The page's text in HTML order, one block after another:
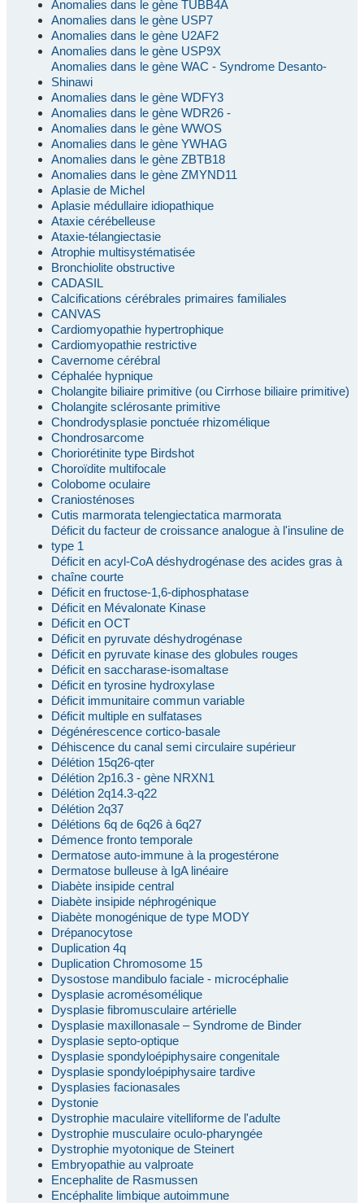
Anomalies dans le gène TUBB4A
Anomalies dans le gène USP7
Anomalies dans le gène U2AF2
Anomalies dans le gène USP9X
Anomalies dans le gène WAC - Syndrome Desanto-
Shinawi
Anomalies dans le gène WDFY3
Anomalies dans le gène WDR26 -
Anomalies dans le gène WWOS
Anomalies dans le gène YWHAG
Anomalies dans le gène ZBTB18
Anomalies dans le gène ZMYND11
Aplasie de Michel
Aplasie médullaire idiopathique
Ataxie cérébelleuse
Ataxie-télangiectasie
Atrophie multisystématisée
Bronchiolite obstructive
CADASIL
Calcifications cérébrales primaires familiales
CANVAS
Cardiomyopathie hypertrophique
Cardiomyopathie restrictive
Cavernome cérébral
Céphalée hypnique
Cholangite biliaire primitive (ou Cirrhose biliaire primitive)
Cholangite sclérosante primitive
Chondrodysplasie ponctuée rhizomélique
Chondrosarcome
Choriorétinite type Birdshot
Choroïdite multifocale
Colobome oculaire
Craniosténoses
Cutis marmorata telengiectatica marmorata
Déficit du facteur de croissance analogue à l'insuline de
type 1
Déficit en acyl-CoA déshydrogénase des acides gras à
chaîne courte
Déficit en fructose-1,6-diphosphatase
Déficit en Mévalonate Kinase
Déficit en OCT
Déficit en pyruvate déshydrogénase
Déficit en pyruvate kinase des globules rouges
Déficit en saccharase-isomaltase
Déficit en tyrosine hydroxylase
Déficit immunitaire commun variable
Déficit multiple en sulfatases
Dégénérescence cortico-basale
Déhiscence du canal semi circulaire supérieur
Délétion 15q26-qter
Délétion 2p16.3 - gène NRXN1
Délétion 2q14.3-q22
Délétion 2q37
Délétions 6q de 6q26 à 6q27
Démence fronto temporale
Dermatose auto-immune à la progestérone
Dermatose bulleuse à IgA linéaire
Diabète insipide central
Diabète insipide néphrogénique
Diabète monogénique de type MODY
Drépanocytose
Duplication 4q
Duplication Chromosome 15
Dysostose mandibulo faciale - microcéphalie
Dysplasie acromésomélique
Dysplasie fibromusculaire artérielle
Dysplasie maxillonasale – Syndrome de Binder
Dysplasie septo-optique
Dysplasie spondyloépiphysaire congenitale
Dysplasie spondyloépiphysaire tardive
Dysplasies facionasales
Dystonie
Dystrophie maculaire vitelliforme de l'adulte
Dystrophie musculaire oculo-pharyngée
Dystrophie myotonique de Steinert
Embryopathie au valproate
Encephalite de Rasmussen
Encéphalite limbique autoimmune